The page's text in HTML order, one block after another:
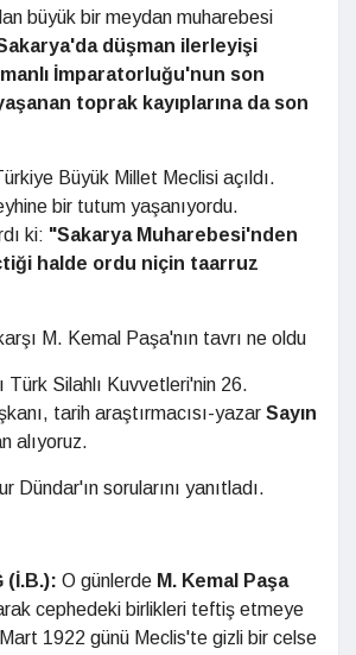
büyük bir meydan muharebesi
düşman ilerleyişi
İmparatorluğu'nun son
toprak kayıplarına da son
Büyük Millet Meclisi açıldı.
bir tutum yaşanıyordu.
ki: "Sakarya Muharebesi'nden
halde ordu niçin taarruz
M. Kemal Paşa'nın tavrı ne oldu
Türk Silahlı Kuvvetleri'nin 26.
tarih araştırmacısı-yazar Sayın
alıyoruz.
Dündar'ın sorularını yanıtladı.
(İ.B.): O günlerde M. Kemal Paşa
cephedeki birlikleri teftiş etmeye
1922 günü Meclis'te gizli bir celse